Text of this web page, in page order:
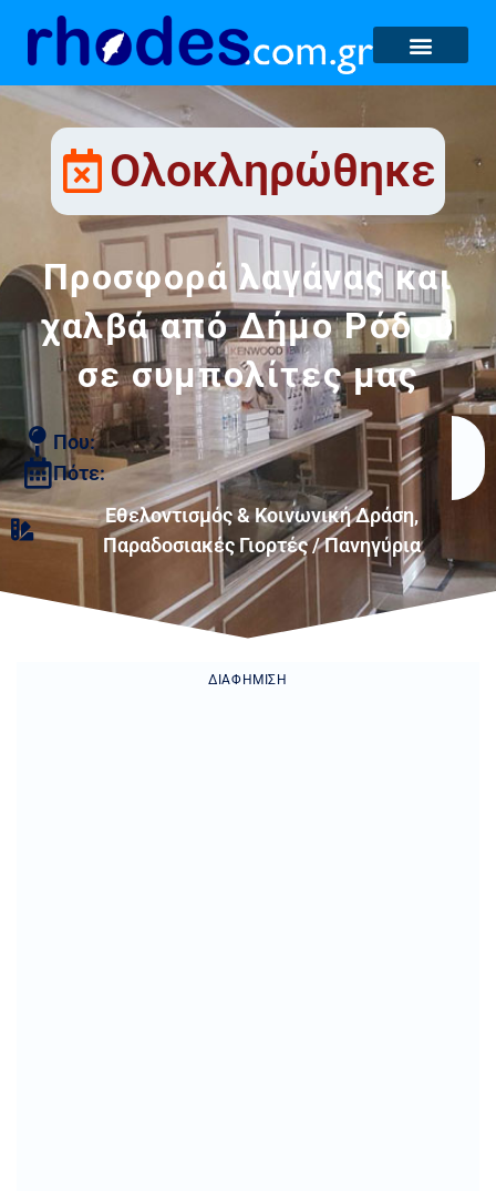
Ολοκληρώθηκε
Προσφορά λαγάνας και
χαλβά από Δήμο Ρόδου
σε συμπολίτες μας
Που:
Πότε:
Εθελοντισμός & Κοινωνική Δράση,
Παραδοσιακές Γιορτές / Πανηγύρια
ΔΙΑΦΉΜΙΣΗ